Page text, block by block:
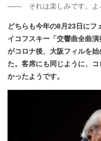
―― それは楽しみです。よ
どちらも今年の8月23日にフ
イコフスキー「交響曲全曲
がコロナ後、大阪フィルを
た。客席にも同じように、
かったようです。